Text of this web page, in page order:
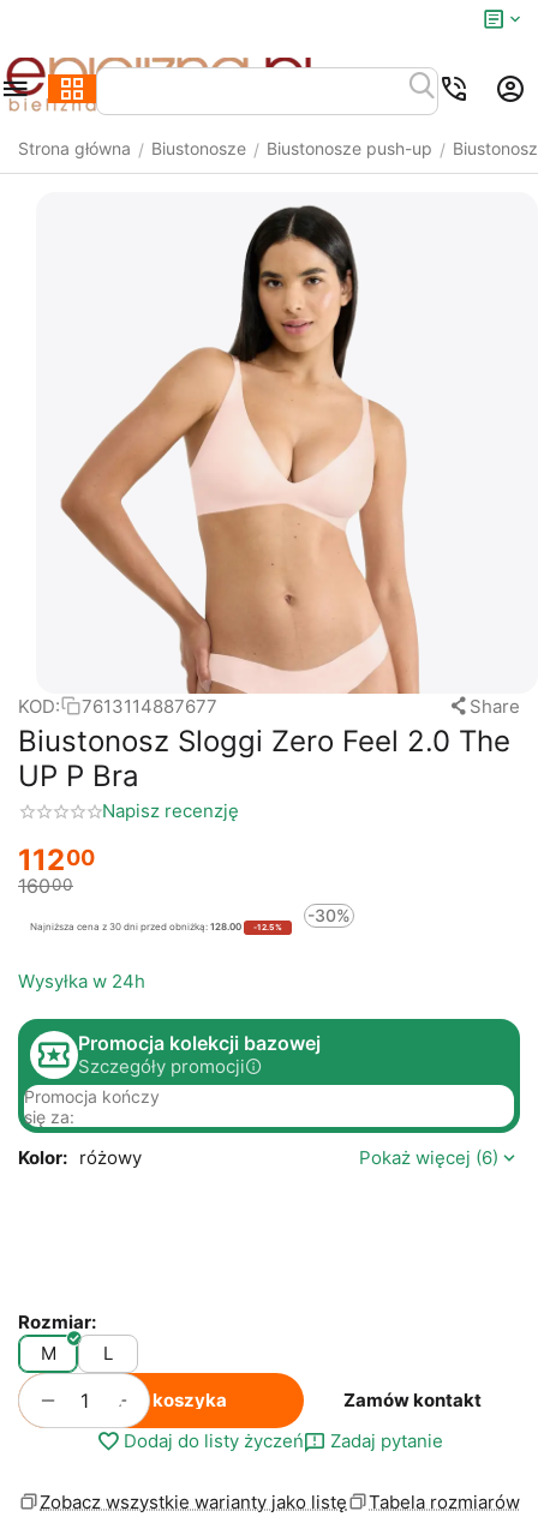
Strona główna / Biustonosze / Biustonosze push-up /
KOD: 7613114887677 Share
Biustonosz Sloggi Zero Feel 2.0 The
UP P Bra
Napisz recenzję
11200
16000
Najniższa cena z 30 dni przed obniżką: 128.00 -12.5%
-30%
Wysyłka w 24h
Promocja kolekcji bazowej
Szczegóły promocji
Promocja kończy
się za:
Kolor: różowy Pokaż więcej (6)
Rozmiar:
M
L
+
− Do koszyka
Zamów kontakt
Dodaj do listy życzeń
Zadaj pytanie
Zobacz wszystkie warianty jako listę Tabela rozmiarów